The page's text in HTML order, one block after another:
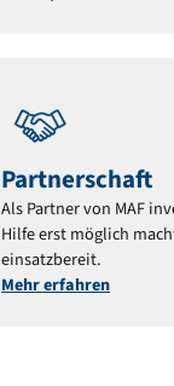
Partnerschaft
Als Partner von MAF
Hilfe erst möglich
einsatzbereit.
Mehr erfahren